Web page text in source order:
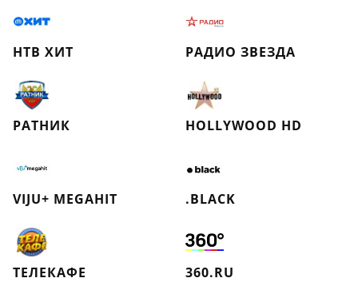
НТВ ХИТ РАДИО ЗВЕЗДА
РАТНИК HOLLYWOOD HD
VIJU+ MEGAHIT .BLACK
ТЕЛЕКАФЕ
360.RU